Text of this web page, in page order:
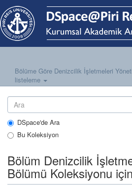
Bölüme Göre Denizcilik İşletmeleri
listeleme
DSpace'de Ara
Bu Koleksiyon
Bölüm Denizcilik
Bölümü Koleksiyonu